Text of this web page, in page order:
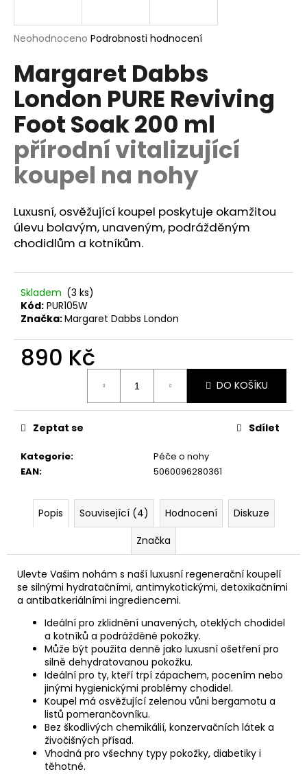
Průměrné
produktu
je
0,0
5
hvězdiček.
Neohodnoceno Podrobnosti hodnocení
Margaret Dabbs
London PURE Reviving
Foot Soak 200 ml
přírodní vitalizující
koupel na nohy
Luxusní, osvěžující koupel poskytuje okamžitou
úlevu bolavým, unaveným, podrážděným
chodidlům a kotníkům.
Skladem (3 ks)
Kód: PUR105W
Značka:Margaret Dabbs London
890 Kč
DO KOŠÍKU
Kategorie:
Péče o nohy
EAN: 5060096280361
Zeptat se Sdílet
Popis Související (4) Hodnocení
Diskuze
Značka
Ulevte Vašim nohám s naší luxusní regenerační koupelí
se silnými hydratačními, antimykotickými, detoxikačními
a antibatkeriálními ingrediencemi.
Ideální pro zklidnění unavených, oteklých chodidel
a kotníků a podrážděné pokožky.
Může být použita denně jako luxusní ošetření pro
silně dehydratovanou pokožku.
Ideální pro ty, kteří trpí zápachem, pocením nebo
jinými hygienickými problémy chodidel.
Koupel má osvěžující zelenou vůni bergamotu a
listů pomerančovníku.
Bez škodlivých chemikálií, konzervačních látek a
živočišných přísad.
Vhodná pro všechny typy pokožky, diabetiky i
těhotné.
j
t
?
HLEDAT
D
o
p
u
č
u
j
m
MARGARET
PURE
REPAIRING
CREAM
REGENERAČNÍ
NA
1
090
Kč